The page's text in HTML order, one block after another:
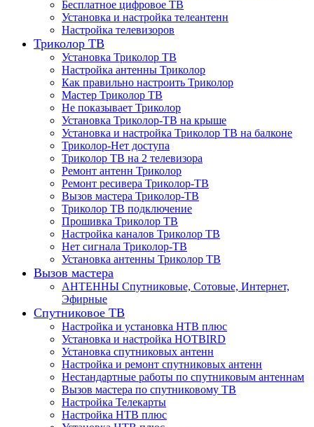
Бесплатное цифровое ТВ
Установка и настройка телеантенн
Настройка телевизоров
Триколор ТВ
Установка Триколор ТВ
Настройка антенны Триколор
Как правильно настроить Триколор
Мастер Триколор ТВ
Не показывает Триколор
Установка Триколор-ТВ на крыше
Установка и настройка Триколор ТВ на балконе
Триколор-Нет доступа
Триколор ТВ на 2 телевизора
Ремонт антенн Триколор
Ремонт ресивера Триколор-ТВ
Вызов мастера Триколор-ТВ
Триколор ТВ подключение
Прошивка Триколор ТВ
Настройка каналов Триколор ТВ
Нет сигнала Триколор-ТВ
Установка антенны Триколор ТВ
Вызов мастера
АНТЕННЫ Спутниковые, Сотовые, Интернет,
Эфирные
Спутниковое ТВ
Настройка и установка НТВ плюс
Установка и настройка HOTBIRD
Установка спутниковых антенн
Настройка и ремонт спутниковых антенн
Нестандартные работы по спутниковым антеннам
Вызов мастера по спутниковому ТВ
Настройка Телекарты
Настройка НТВ плюс